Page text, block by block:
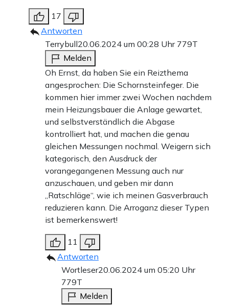
17
Antworten
Terrybull20.06.2024 um 00:28 Uhr 779T
Melden
Oh Ernst, da haben Sie ein Reizthema
angesprochen: Die Schornsteinfeger. Die
kommen hier immer zwei Wochen nachdem
mein Heizungsbauer die Anlage gewartet,
und selbstverständlich die Abgase
kontrolliert hat, und machen die genau
gleichen Messungen nochmal. Weigern sich
kategorisch, den Ausdruck der
vorangegangenen Messung auch nur
anzuschauen, und geben mir dann
„Ratschläge“, wie ich meinen Gasverbrauch
reduzieren kann. Die Arroganz dieser Typen
ist bemerkenswert!
11
Antworten
Wortleser20.06.2024 um 05:20 Uhr
779T
Melden